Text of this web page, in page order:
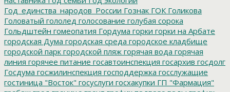
Год_единства_народов_России Гознак ГОК Голикова
Головатый гололед голосование голубая сорока
Гольдштейн гомеопатия Гордума горки горки на Арбате
городская Дума городская среда городское кладбище
городской парк городской пляж горячая вода горячая
линия горячее питание госавтоинспекция госархив госдолг
Госдума госжилинспекция господдержка госслужащие
гостиница "Восток" госуслуги госхакупки ГП "Фармация"